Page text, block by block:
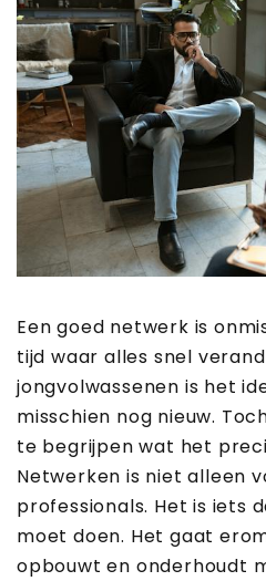
Een goed netwerk is
tijd waar alles snel
jongvolwassenen is het
misschien nog nieuw.
te begrijpen wat het
Netwerken is niet alleen
professionals. Het is iets
moet doen. Het gaat
opbouwt en onderhoudt